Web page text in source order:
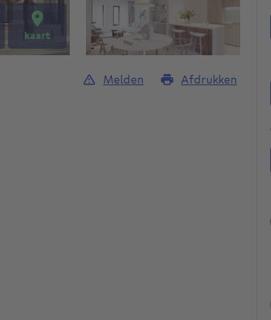
kaart
Melden Afdrukken